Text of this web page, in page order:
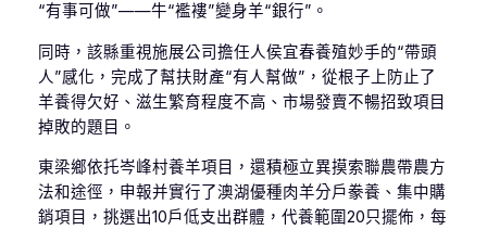
“有事可做”——牛“襤褸”變身羊“銀行”。
同時，該縣重視施展公司擔任人侯宜春養殖妙手的“帶頭
人”感化，完成了幫扶財產“有人幫做”，從根子上防止了
羊養得欠好、滋生繁育程度不高、市場發賣不暢招致項目
掉敗的題目。
東梁鄉依托岑峰村養羊項目，還積極立異摸索聯農帶農方
法和途徑，申報并實行了澳湖優種肉羊分戶豢養、集中購
銷項目，挑選出10戶低支出群體，代養範圍20只擺佈，每